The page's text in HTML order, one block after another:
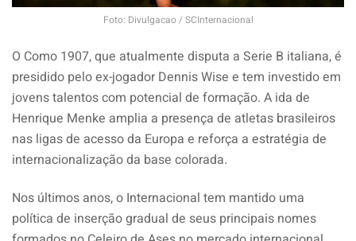
Foto: Divulgacao / SCInternacional
O Como 1907, que atualmente disputa a Serie B italiana, é
presidido pelo ex-jogador Dennis Wise e tem investido em
jovens talentos com potencial de formação. A ida de
Henrique Menke amplia a presença de atletas brasileiros
nas ligas de acesso da Europa e reforça a estratégia de
internacionalização da base colorada.
Nos últimos anos, o Internacional tem mantido uma
política de inserção gradual de seus principais nomes